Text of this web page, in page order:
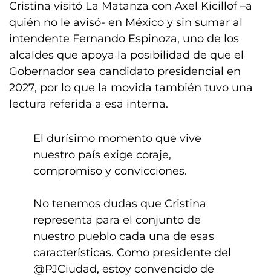
Cristina visitó La Matanza con Axel Kicillof –a
quién no le avisó- en México y sin sumar al
intendente Fernando Espinoza, uno de los
alcaldes que apoya la posibilidad de que el
Gobernador sea candidato presidencial en
2027, por lo que la movida también tuvo una
lectura referida a esa interna.
El durísimo momento que vive
nuestro país exige coraje,
compromiso y convicciones.
No tenemos dudas que Cristina
representa para el conjunto de
nuestro pueblo cada una de esas
características. Como presidente del
@PJCiudad, estoy convencido de